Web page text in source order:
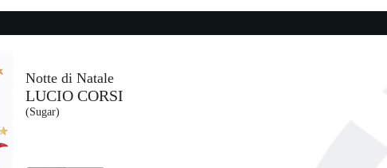
Notte di Natale
LUCIO CORSI
(Sugar)